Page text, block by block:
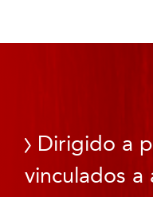
Dirigido a
vinculados a